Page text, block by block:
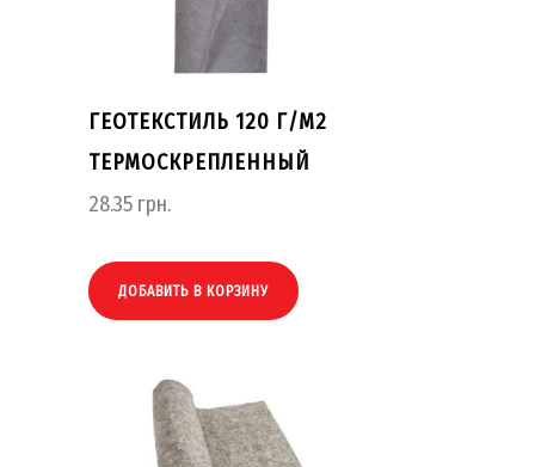
ГЕОТЕКСТИЛЬ 120 Г/М2
ТЕРМОСКРЕПЛЕННЫЙ
28.35 грн.
ДОБАВИТЬ В КОРЗИНУ